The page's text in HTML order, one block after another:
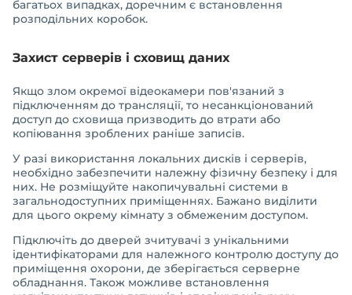
багатьох випадках, доречним є встановлення
розподільних коробок.
Захист серверів і сховищ даних
Якщо злом окремої відеокамери пов'язаний з
підключенням до трансляції, то несанкціонований
доступ до сховища призводить до втрати або
копіювання зроблених раніше записів.
У разі використання локальних дисків і серверів,
необхідно забезпечити належну фізичну безпеку і для
них. Не розміщуйте накопичувальні системи в
загальнодоступних приміщеннях. Бажано виділити
для цього окрему кімнату з обмеженим доступом.
Підключіть до дверей зчитувачі з унікальними
ідентифікаторами для належного контролю доступу до
приміщення охорони, де зберігається серверне
обладнання. Також можливе встановлення